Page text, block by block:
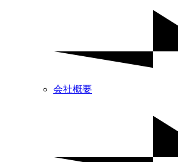
会社概要